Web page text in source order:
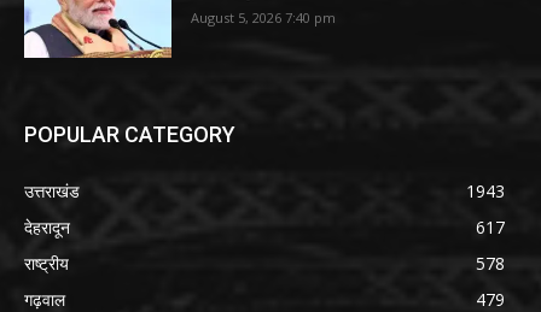
August 5, 2026 7:40 pm
POPULAR CATEGORY
उत्तराखंड
1943
देहरादून
617
राष्ट्रीय
578
गढ़वाल
479